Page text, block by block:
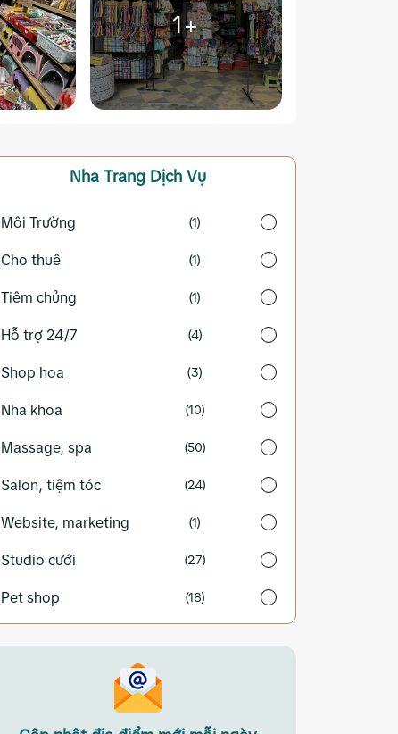
1+
Nha Trang Dịch Vụ
Môi Trường (1)
Cho thuê (1)
Tiêm chủng (1)
Hỗ trợ 24/7 (4)
Shop hoa (3)
Nha khoa (10)
Massage, spa (50)
Salon, tiệm tóc (24)
Website, marketing (1)
Studio cưới (27)
Pet shop (18)